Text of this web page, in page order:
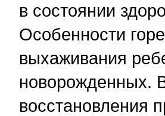
в состоянии
Особенности
выхаживания
новорожденных.
восстановления